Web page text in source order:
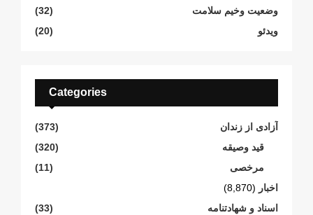
وضعیت وخیم سلامت
(32)
ویدئو
(20)
Categories
آزادی از زندان
(373)
قید وصیقه
(320)
مرخصی
(11)
اخبار (8,870)
اسناد و شهادتنامە
(33)